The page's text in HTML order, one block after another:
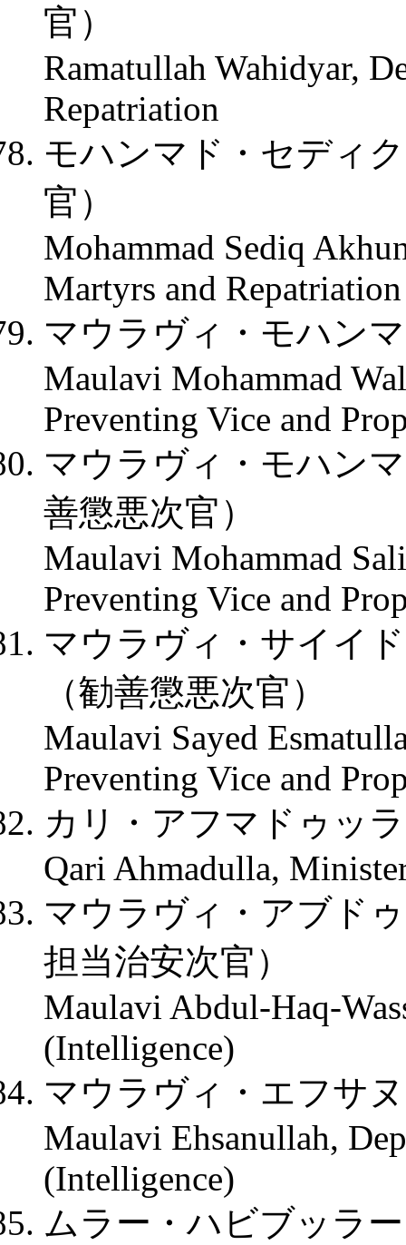
官）
Ramatullah Wahidyar,
Repatriation
モハンマド・セディ
官）
Mohammad Sediq
Martyrs and Repatriation
マウラヴィ・モハン
Maulavi Mohammad
Preventing Vice and
マウラヴィ・モハン
善懲悪次官）
Maulavi Mohammad
Preventing Vice and
マウラヴィ・サイイ
（勧善懲悪次官）
Maulavi Sayed
Preventing Vice and
カリ・アフマドゥッ
Qari Ahmadulla,
マウラヴィ・アブド
担当治安次官）
Maulavi Abdul-Haq-
(Intelligence)
マウラヴィ・エフサ
Maulavi Ehsanullah,
(Intelligence)
ムラー・ハビブッラ